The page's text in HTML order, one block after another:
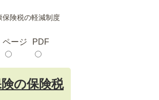
保険税の軽減制度
ページ PDF
の保険税